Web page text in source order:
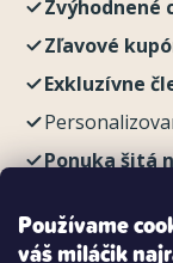
Používame
váš miláčik
Zvýhodnené
Zľavové
Exkluzívne
Ponuka šitá